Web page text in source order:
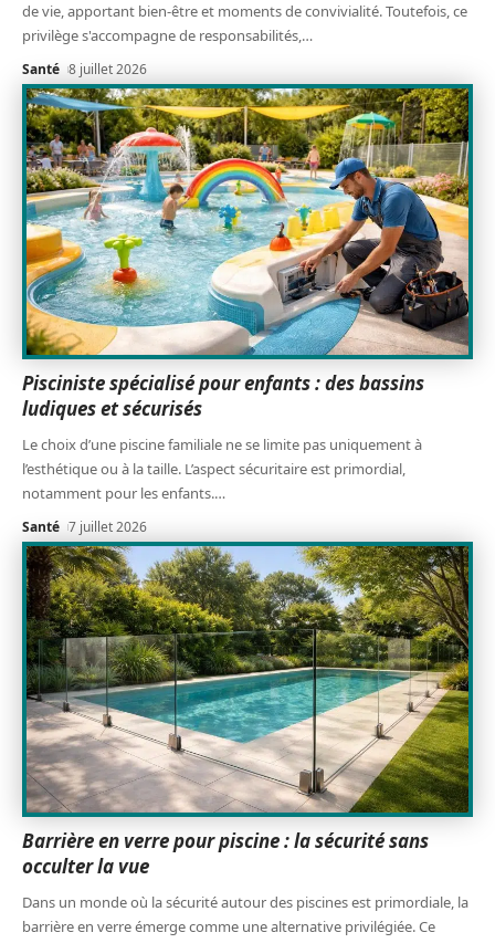
de vie, apportant bien-être et moments de convivialité. Toutefois, ce
privilège s'accompagne de responsabilités,…
Santé 8 juillet 2026
Pisciniste spécialisé pour enfants : des bassins
ludiques et sécurisés
Le choix d’une piscine familiale ne se limite pas uniquement à
l’esthétique ou à la taille. L’aspect sécuritaire est primordial,
notamment pour les enfants.…
Santé 7 juillet 2026
Barrière en verre pour piscine : la sécurité sans
occulter la vue
Dans un monde où la sécurité autour des piscines est primordiale, la
barrière en verre émerge comme une alternative privilégiée. Ce